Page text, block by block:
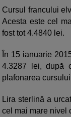
Cursul francului
Acesta este cel
fost tot 4.4840 lei.
În 15 ianuarie
4.3287 lei, după
plafonarea
Lira sterlină a
cel mai mare nivel